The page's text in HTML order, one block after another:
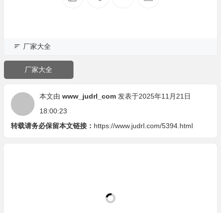
厂家大全
厂家大全
本文由 www_judrl_com 发表于2025年11月21日
18:00:23
转载请务必保留本文链接： https://www.judrl.com/5394.html